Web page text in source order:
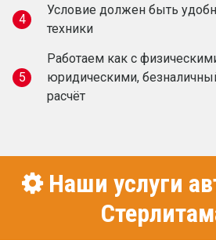
4
Условие должен быть
техники
5
Работаем как с
юридическими,
расчёт
Наши услуги